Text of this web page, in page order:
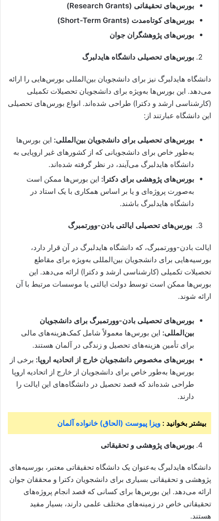
بورس‌های تحقیقاتی (Research Grants)
بورس‌های کوتاه‌مدت (Short-Term Grants)
بورس‌های پژوهشگران جوان
بورس‌های تحصیلی دانشگاه هایدلبرگ
دانشگاه هایدلبرگ نیز برای دانشجویان بین‌المللی بورس‌هایی را ارائه
می‌دهد. این بورس‌ها به‌ویژه برای دانشجویان تحصیلات تکمیلی
(کارشناسی ارشد و دکترا) طراحی شده‌اند. انواع بورس‌های تحصیلی
این دانشگاه عبارتند از:
بورس‌های تحصیلی برای دانشجویان بین‌المللی: این بورس‌ها
به‌طور خاص برای دانشجویانی که از کشورهای غیر اروپایی به
دانشگاه هایدلبرگ می‌آیند، در نظر گرفته شده‌اند.
بورس‌های پژوهشی برای دکترا: این بورس‌ها ممکن است
به‌صورت پروژه‌ای و یا بر اساس همکاری با یک استاد در
دانشگاه هایدلبرگ باشند.
بورس‌های تحصیلی ایالتی بادن-وورتمبرگ
ایالت بادن-وورتمبرگ، که دانشگاه هایدلبرگ در آن قرار دارد،
بورسیه‌هایی برای دانشجویان بین‌المللی به‌ویژه برای مقاطع
تحصیلات تکمیلی (کارشناسی ارشد و دکترا) ارائه می‌دهد. این
بورس‌ها ممکن است توسط دولت ایالتی یا موسسات مرتبط با آن
ارائه شوند.
بورس‌های تحصیلی بادن-وورتمبرگ برای دانشجویان
بین‌المللی: این بورس‌ها معمولاً شامل کمک‌هزینه‌های مالی
برای تأمین هزینه‌های تحصیل و زندگی در آلمان هستند.
بورس‌های مخصوص دانشجویان خارج از اتحادیه اروپا: برخی از
بورس‌ها به‌طور خاص برای دانشجویان از خارج از اتحادیه اروپا
طراحی شده‌اند که قصد تحصیل در دانشگاه‌های این ایالت را
دارند.
بیشتر بخوانید : ویزا پیوست (الحاق) خانواده آلمان
بورس‌های پژوهشی و تحقیقاتی
دانشگاه هایدلبرگ به‌عنوان یک دانشگاه تحقیقاتی معتبر، بورسیه‌های
پژوهشی و تحقیقاتی بسیاری برای دانشجویان دکترا و محققان جوان
ارائه می‌دهد. این بورس‌ها برای کسانی که قصد انجام پروژه‌های
تحقیقاتی خاص در زمینه‌های مختلف علمی دارند، بسیار مفید
هستند.